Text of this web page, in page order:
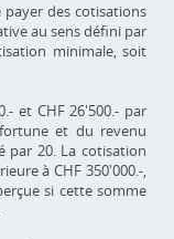
payer des cotisations
au sens défini par
minimale, soit
et CHF 26'500.- par
et du revenu
par 20. La cotisation
à CHF 350'000.-,
si cette somme